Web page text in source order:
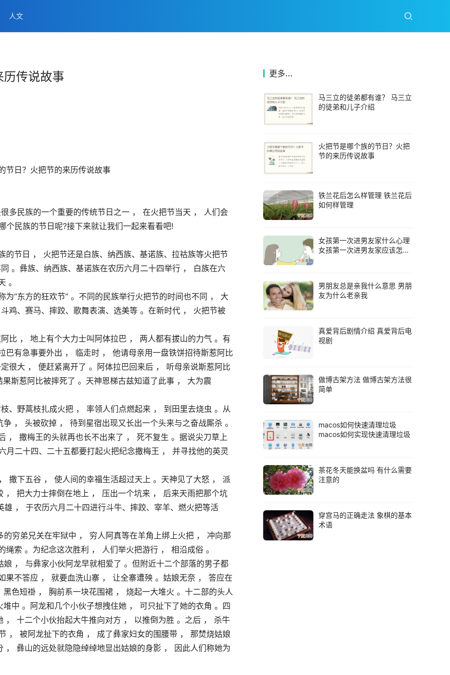
人文
传说故事
多民族的一个重要的传统节日之一 ， 在火把节当天 ， 人们会
个民族的节日呢?接下来就让我们一起来看看吧!
节日 ， 火把节还是白族、纳西族、基诺族、拉祜族等火把节
。彝族、纳西族、基诺族在农历六月二十四举行 ， 白族在六
。
“东方的狂欢节” 。不同的民族举行火把节的时间也不同 ， 大
鸡、赛马、摔跤、歌舞表演、选美等 。在新时代 ， 火把节被
比 ， 地上有个大力士叫阿体拉巴 ， 两人都有拔山的力气 。有
有急事要外出 ， 临走时 ， 他请母亲用一盘铁饼招待斯惹阿比
很大 ， 便赶紧离开了 。阿体拉巴回来后 ， 听母亲说斯惹阿比
斯惹阿比被摔死了 。天神恩梯古兹知道了此事 ， 大为震
、野蒿枝扎成火把 ， 率领人们点燃起来 ， 到田里去烧虫 。从
， 头被砍掉 ， 待到星宿出现又长出一个头来与之奋战厮杀 。
， 撒梅王的头就再也长不出来了 ， 死不复生 。据说尖刀草上
二十四、二十五都要打起火把纪念撒梅王 ， 并寻找他的英灵
撒下五谷 ， 使人间的幸福生活超过天上 。天神见了大怒 ， 派
把大力士摔倒在地上 ， 压出一个坑来 ， 后来天雨把那个坑
， 于农历六月二十四进行斗牛、摔跤、宰羊、燃火把等活
穷弟兄关在牢狱中 ， 穷人阿真等在羊角上绑上火把 ， 冲向那
索 。为纪念这次胜利 ， 人们举火把游行 ， 相沿成俗 。
， 与彝家小伙阿龙早就相爱了 。但附近十二个部落的男子都
不答应 ， 就要血洗山寨 ， 让全寨遭殃 。姑娘无奈 ， 答应在
色短褂 ， 胸前系一块花围裙 ， 烧起一大堆火 。十二部的头人
中 。阿龙和几个小伙子想拽住她 ， 可只扯下了她的衣角 。四
十二个小伙抬起大牛推向对方 ， 以推倒为胜 。之后 ， 杀牛
， 被阿龙扯下的衣角 ， 成了彝家妇女的围腰带 ， 那焚烧姑娘
彝山的远处就隐隐绰绰地显出姑娘的身影 ， 因此人们称她为
更多...
马三立的徒弟都有谁？ 马三立
的徒弟和儿子介绍
火把节是哪个族的节日？火把
节的来历传说故事
铁兰花后怎么样管理 铁兰花后
如何样管理
女孩第一次进男友家什么心理
女孩第一次进男友家应该怎么
男朋友总是亲我什么意思 男朋
友为什么老亲我
真爱背后剧情介绍 真爱背后电
视剧
做博古架方法 做博古架方法很
简单
macos如何快速清理垃圾
macos如何实现快速清理垃圾
茶花冬天能换盆吗 有什么需要
注意的
穿宫马的正确走法 象棋的基本
术语